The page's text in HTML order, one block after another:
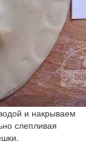
и накрываем
слепливая